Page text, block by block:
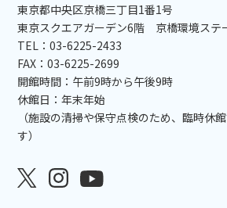
東京都中央区京橋三丁目1番1号
東京スクエアガーデン6階 京橋環境ステ
TEL：03-6225-2433
FAX：03-6225-2699
開館時間：午前9時から午後9時
休館日：年末年始
（施設の清掃や保守点検のため、臨時休
す）